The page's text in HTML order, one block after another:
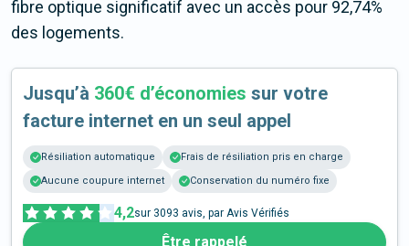
fibre optique significatif avec un accès pour 92,74%
des logements.
Jusqu’à 360€ d’économies sur votre
facture internet en un seul appel
Résiliation automatique
Frais de résiliation pris en charge
Aucune coupure internet
Conservation du numéro fixe
4,2sur 3093 avis, par Avis Vérifiés
Être rappelé